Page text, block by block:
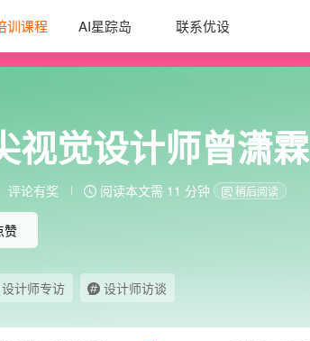
训课程 AI星踪岛 联系优设
视觉设计师曾潇霖
评论有奖 阅读本文需 11 分钟 稍后阅读
赞
设计师专访 设计师访谈